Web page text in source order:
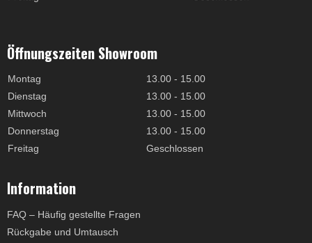
Öffnungszeiten Showroom
Montag
13.00 - 15.00
Dienstag
13.00 - 15.00
Mittwoch
13.00 - 15.00
Donnerstag
13.00 - 15.00
Freitag
Geschlossen
Information
FAQ – Häufig gestellte Fragen
Rückgabe und Umtausch